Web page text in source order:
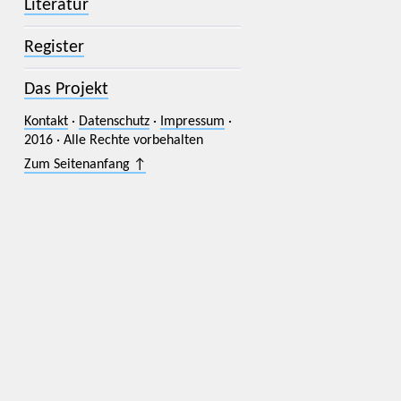
Literatur
Register
Das Projekt
Kontakt· Datenschutz· Impressum ·
2016 · Alle Rechte vorbehalten
Zum Seitenanfang ↑